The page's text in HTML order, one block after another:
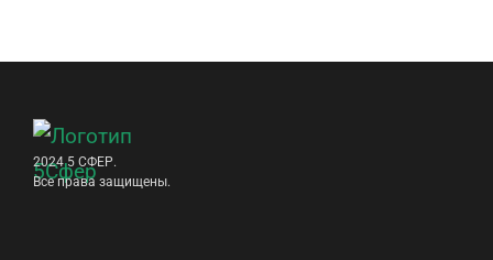
2024 5 СФЕР.
Все права защищены.